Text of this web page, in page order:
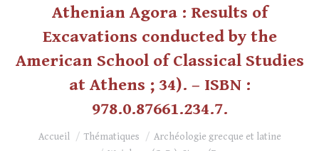
Athenian Agora : Results of
Excavations conducted by the
American School of Classical Studies
at Athens ; 34). – ISBN :
978.0.87661.234.7.
Vous êtes ici :
Accueil Thématiques
Archéologie grecque et latine